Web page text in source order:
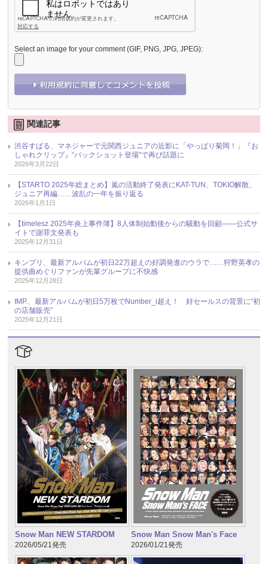
Select an image for your comment (GIF, PNG, JPG, JPEG):
関連記事
渋谷すばる、マネジャーで元関西ジュニアの近影に「やっぱり菊岡！」『お
しゃれクリップ』“バックショット登場”で再び話題に
2026年3月22日
【STARTO 2025年総まとめ】嵐の活動終了発表にKAT-TUN、TOKIO解散、
ジュニア再編……波乱の一年を振り返る
2026年1月1日
【timelesz 2025年炎上事件簿】8人体制始動後からの騒動を回顧――公式サ
イトで謝罪文発表も
2025年12月31日
キンプリ、最新アルバムが初日22万超えの好調発進のウラで……狩野英孝の
提供曲めぐりファンが先輩グループに不快感
2025年12月28日
IMP.、最新アルバムが初日5万枚でNumber_i超え！ 好セールスの背景に“初
の店舗販売”
2025年12月21日
Snow Man NEW STARDOM
2026/05/21発売
Snow Man Snow Man's Face
2026/01/21発売